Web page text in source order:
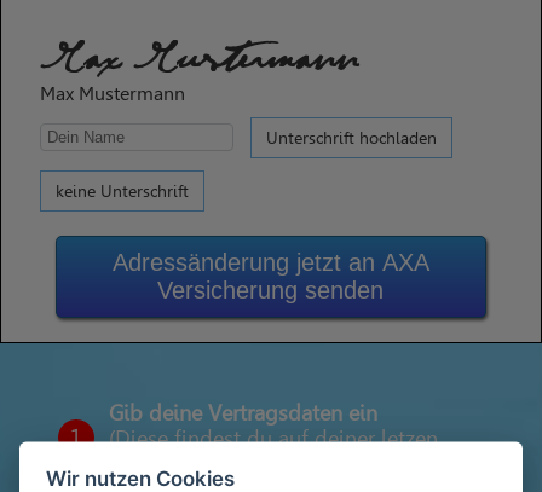
Max Mustermann
Max Mustermann
Unterschrift hochladen
keine Unterschrift
Adressänderung jetzt an AXA
Versicherung senden
1
Gib deine Vertragsdaten ein
(Diese findest du auf deiner letzen
Abrechnung)
Wir nutzen Cookies